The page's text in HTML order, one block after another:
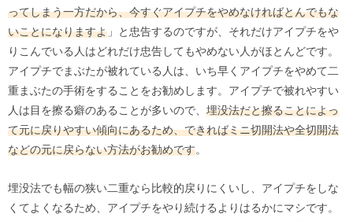
ってしまう一方だから、今すぐアイプチをやめなければとんでもな
いことになりますよ 」と忠告するのですが、それだけアイプチをや
りこんでいる人はどれだけ忠告してもやめない人がほとんどです。
アイプチでまぶたが被れている人は、いち早くアイプチをやめて二
重まぶたの手術をすることをお勧めします。アイプチで被れやすい
人は目を擦る癖のあることが多いので、 埋没法だと擦ることによっ
て元に戻りやすい傾向にあるため、できればミニ切開法や全切開法
などの元に戻らない方法がお勧めです。
埋没法でも幅の狭い二重なら比較的戻りにくいし、アイプチをしな
くてよくなるため、アイプチをやり続けるよりはるかにマシです。